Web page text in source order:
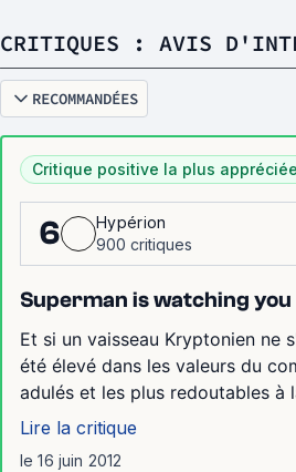
CRITIQUES : AVIS
RECOMMANDÉES
Critique positive la plus appréciée
6
Hypérion
900 critiques
Superman is watching you
Et si un vaisseau Kryptonien ne
été élevé dans les valeurs du
adulés et les plus redoutables à
Lire la critique
le 16 juin 2012